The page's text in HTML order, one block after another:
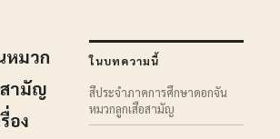
หมวก
สามัญ
อง
ในบทความนี้
สีประจำภาคการศึกษาดอกจัน
หมวกลูกเสือสามัญ